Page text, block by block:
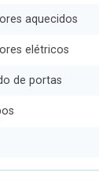
aquecidos
elétricos
de portas